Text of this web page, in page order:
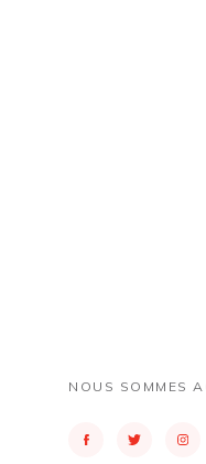
NOUS SOMMES